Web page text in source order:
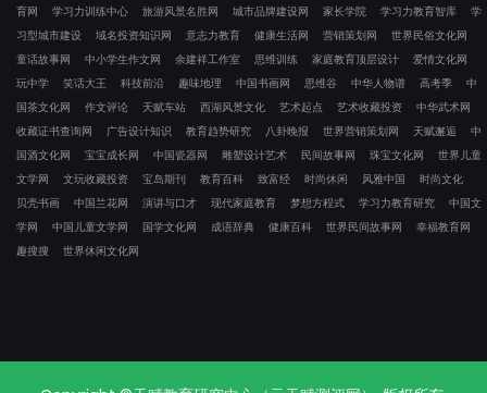
育网
学习力训练中心 旅游风景名胜网 城市品牌建设网 家长学院 学习力教育智库
学
习型城市建设
域名投资知识网 意志力教育 健康生活网 营销策划网
世界民俗文化网
童话故事网
中小学生作文网 余建祥工作室 思维训练 家庭教育顶层设计
爱情文化网
玩中学
笑话大王 科技前沿 趣味地理 中国书画网 思维谷 中华人物谱 高考季
中
国茶文化网
作文评论 天赋车站 西湖风景文化 艺术起点 艺术收藏投资
中华武术网
收藏证书查询网
广告设计知识 教育趋势研究 八卦晚报 世界营销策划网 天赋邂逅
中
国酒文化网
宝宝成长网 中国瓷器网 雕塑设计艺术 民间故事网 珠宝文化网
世界儿童
文学网
文玩收藏投资 宝岛期刊 教育百科 致富经 时尚休闲 风雅中国
时尚文化
贝壳书画
中国兰花网 演讲与口才 现代家庭教育 梦想方程式 学习力教育研究
中国文
学网
中国儿童文学网 国学文化网 成语辞典 健康百科 世界民间故事网
幸福教育网
趣搜搜
世界休闲文化网